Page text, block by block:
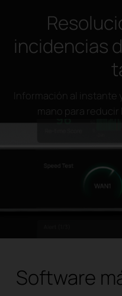
incidencias
Información al instante
mano para reducir
Software